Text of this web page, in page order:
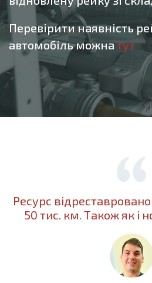
Перевірити наявність
автомобіль можнатут
Ресурс
50 тис. км. Також як і